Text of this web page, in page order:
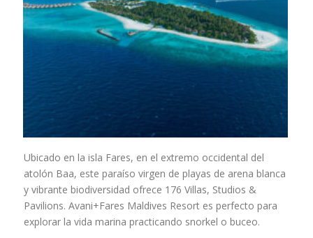
Ubicado en la isla Fares, en el extremo occidental del
atolón Baa, este paraíso virgen de playas de arena blanca
y vibrante biodiversidad ofrece 176 Villas, Studios &
Pavilions. Avani+Fares Maldives Resort es perfecto para
explorar la vida marina practicando snorkel o buceo.